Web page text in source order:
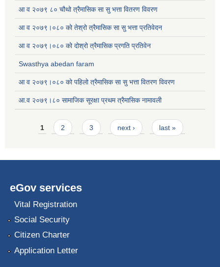
आ व २०७९ ८० चौथो त्रैमासिक सा सु भत्ता वितरण विवरण
आ व २०७९।०८० को तेश्रो त्रैमासिक सा सु भत्ता प्रतिवेदन
आ व २०७९।०८० को दोश्रो त्रैमासिक प्रगति प्रतिवेन
Swasthya abedan faram
आ व २०७९।०८० को पहिलो त्रैमासिक सा सु भत्ता वितरण विवरण
आ.व २०७९।८० सामाजिक सूरक्षा प्रथम त्रैमासिक नामावली
Pages
1 2 3 next › last »
eGov services
Vital Registration
Social Security
Citizen Charter
Application Letter